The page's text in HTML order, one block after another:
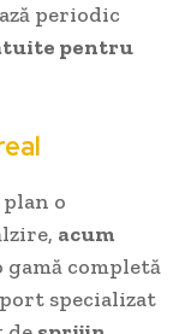
periodic
pentru
o
acum
gamă completă
specializat